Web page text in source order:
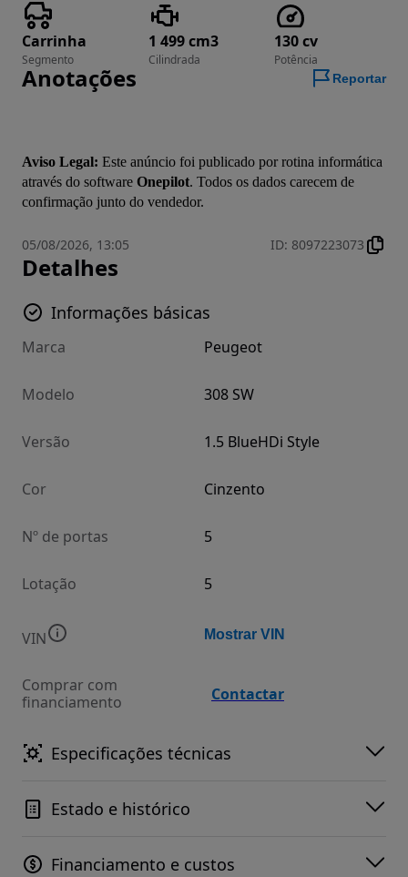
Carrinha
Segmento
1 499 cm3
Cilindrada
130 cv
Potência
Anotações Reportar
Aviso Legal: Este anúncio foi publicado por rotina informática
através do software Onepilot. Todos os dados carecem de
confirmação junto do vendedor.
05/08/2026, 13:05 ID: 8097223073
Detalhes
Informações básicas
Marca Peugeot
Modelo 308 SW
Versão 1.5 BlueHDi Style
Cor Cinzento
Nº de portas 5
Lotação 5
VIN Mostrar VIN
Comprar com
financiamento
Contactar
Especificações técnicas
Estado e histórico
Financiamento e custos